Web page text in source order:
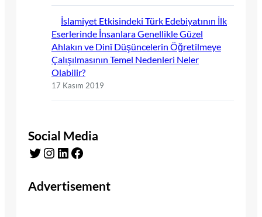
İslamiyet Etkisindeki Türk Edebiyatının İlk
Eserlerinde İnsanlara Genellikle Güzel
Ahlakın ve Dinî Düşüncelerin Öğretilmeye
Çalışılmasının Temel Nedenleri Neler
Olabilir?
17 Kasım 2019
Social Media
Twitter Instagram LinkedIn Facebook
Advertisement